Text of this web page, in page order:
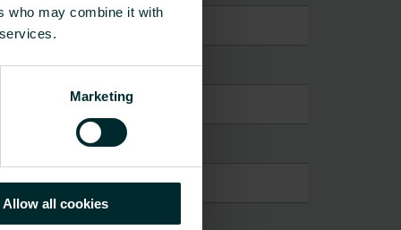
who may combine it with
Marketing
Allow all cookies